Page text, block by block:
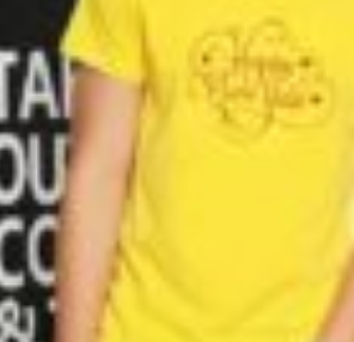
Công Nhân
Phục
Quảng Cáo – Áo Thun Sự Kiện
giá sỉ
Sỉ
Polo giá sỉ
cá sấu giá rẻ
tay lỡ
trắng
4 Chiều